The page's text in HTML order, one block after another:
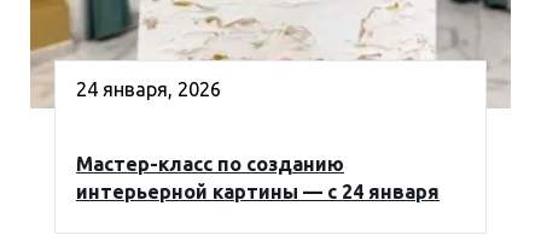
24 января, 2026
Мастер-класс по созданию
интерьерной картины — с 24 января